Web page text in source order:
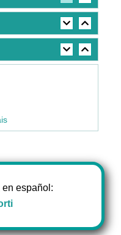
en español: